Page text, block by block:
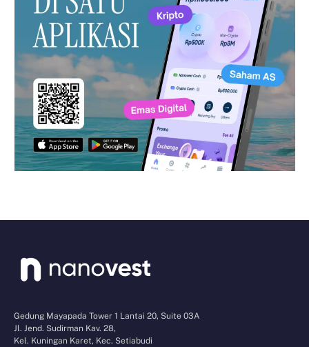
Gedung Mayapada Tower 1 Lantai 20, Suite 03A
Jl. Jend. Sudirman Kav. 28,
Kel. Kuningan Karet, Kec. Setiabudi